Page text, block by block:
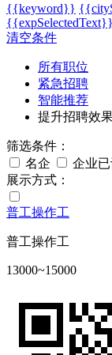
{{keyword}}
{{expSelectedText}}
清空条件
所有职位
紧急招聘
智能推荐
提升招聘效
筛选条件：
名企
企业
展示方式：
普工操作工
普工操作工
13000~15000